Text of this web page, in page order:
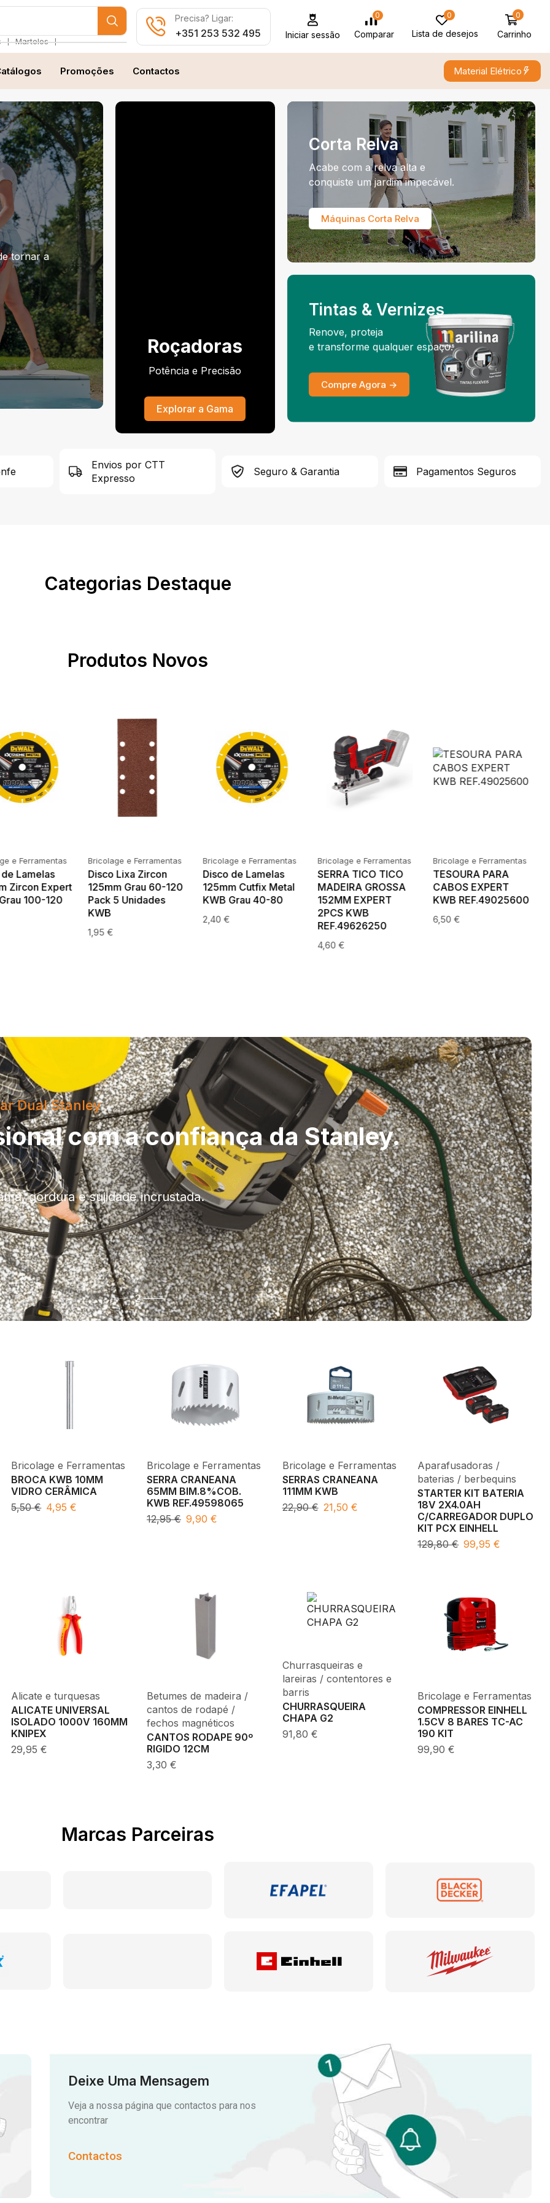
❘ Martelos ❘
Precisa? Ligar:
+351 253 532 495 Iniciar sessão
0
Comparar
0
Lista de desejos
0
Carrinho
Promoções Contactos Material Elétrico
tornar a
Roçadoras
Potência e Precisão
Explorar a Gama
Corta Relva
Acabe com a relva alta e
conquiste um jardim impecável.
Máquinas Corta Relva
Tintas & Vernizes
Renove, proteja
e transforme qualquer espaço.
Compre Agora ->
Envios por CTT
Expresso
Seguro & Garantia Pagamentos Seguros
Categorias Destaque
Produtos Novos
e Ferramentas
TICO TICO
GROSSA
EXPERT
Bricolage e Ferramentas
TESOURA PARA
CABOS EXPERT
KWB REF.49025600
6,50€
Bricolage e Ferramentas
SERRA TICO TICO
MADEIRA FINO
116MM KWB EXPERT
2PCS REF.49626255
Bricolage e Ferramentas
SERRA TICO TICO
MADEIRA
EXTRAFINO 117MM
PROFISSIONAL
2PCS KWB
REF.49626260
Bricolage e Ferramentas
SERRA TICO TICO
MADEIRA ALTO
RENDIMENTO
117MM
PROFISSIONAL
Dual Stanley
com a confiança da Stanley.
gordura e sujidade incrustada.
1 2
Bricolage e Ferramentas
BROCA KWB 10MM
VIDRO CERÂMICA
5,50€ 4,95€
Bricolage e Ferramentas
SERRA CRANEANA
65MM BIM.8%COB.
KWB REF.49598065
12,95€ 9,90 €
Bricolage e Ferramentas
SERRAS CRANEANA
111MM KWB
22,90€ 21,50 €
Aparafusadoras /
baterias / berbequins
STARTER KIT BATERIA
18V 2X4.0AH
C/CARREGADOR DUPLO
KIT PCX EINHELL
129,80€ 99,95€
Alicate e turquesas
ALICATE UNIVERSAL
ISOLADO 1000V 160MM
KNIPEX
29,95€
Betumes de madeira /
cantos de rodapé /
fechos magnéticos
CANTOS RODAPE 90º
RIGIDO 12CM
3,30 €
Churrasqueiras e
lareiras / contentores e
barris
CHURRASQUEIRA
CHAPA G2
91,80 €
Bricolage e Ferramentas
COMPRESSOR EINHELL
1.5CV 8 BARES TC-AC
190 KIT
99,90€
Marcas Parceiras
Deixe Uma Mensagem
Veja a nossa página que contactos para nos
encontrar
Contactos